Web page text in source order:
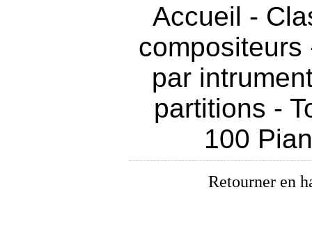
Accueil -
compositeurs
par
partitions -
100
Retourner en